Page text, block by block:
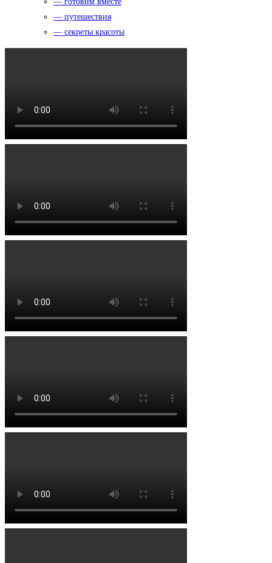
— путешествия
— секреты красоты